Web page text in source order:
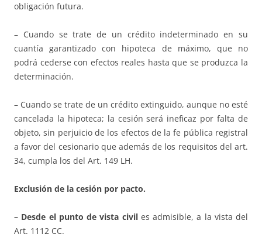
obligación futura.
– Cuando se trate de un crédito indeterminado en su
cuantía garantizado con hipoteca de máximo, que no
podrá cederse con efectos reales hasta que se produzca la
determinación.
– Cuando se trate de un crédito extinguido, aunque no esté
cancelada la hipoteca; la cesión será ineficaz por falta de
objeto, sin perjuicio de los efectos de la fe pública registral
a favor del cesionario que además de los requisitos del art.
34, cumpla los del Art. 149 LH.
Exclusión de la cesión por pacto.
– Desde el punto de vista civiles admisible, a la vista del
Art. 1112 CC.